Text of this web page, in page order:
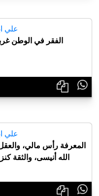
علي
الفقر في الوطن

علي
المعرفة رأس مالي،
الله أنيسى، والثقة
